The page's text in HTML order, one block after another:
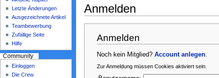
Anmelden
Anmelden
Noch kein Mitglied?Account anlegen
Zur Anmeldung müssen Cookies aktiviert sein.
Letzte Änderungen
Ausgezeichnete Artikel
Teambewerbung
Zufällige Seite
Hilfe
Community
Einloggen
Die Crew